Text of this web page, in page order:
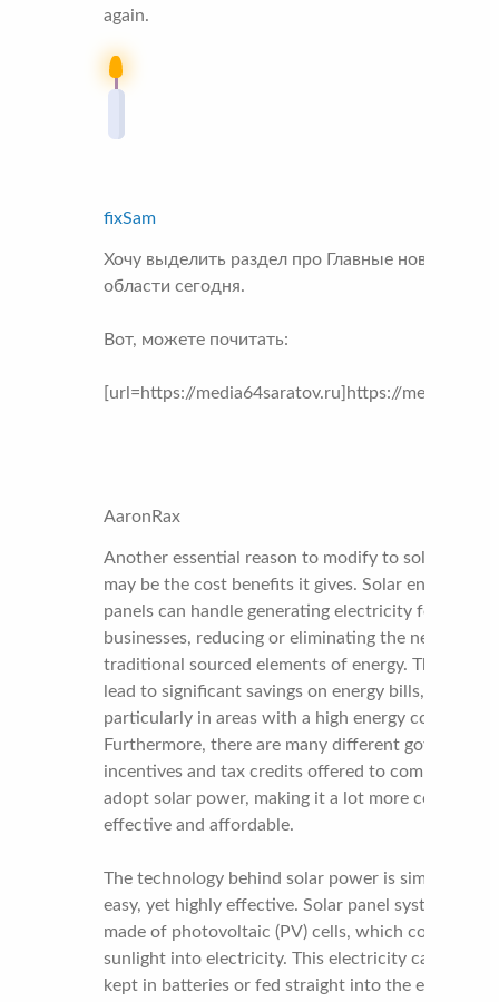
again.
fixSam
Хочу выделить раздел про Главные новости
области сегодня.
Вот, можете почитать:
[url=https://media64saratov.ru]https://
AaronRax
Another essential reason to modify to solar power
may be the cost benefits it gives. Solar energy
panels can handle generating electricity for
businesses, reducing or eliminating the necessity
traditional sourced elements of energy. This can
lead to significant savings on energy bills,
particularly in areas with a high energy costs.
Furthermore, there are many different government
incentives and tax credits offered to companies
adopt solar power, making it a lot more cost-
effective and affordable.
The technology behind solar power is simple and
easy, yet highly effective. Solar panel systems are
made of photovoltaic (PV) cells, which convert
sunlight into electricity. This electricity can then
kept in batteries or fed straight into the electrical